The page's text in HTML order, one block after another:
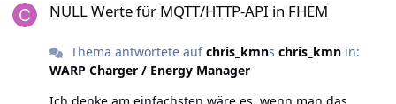
erkannt und die Uhr unter Laufender Ladevorgang zählt
auch mit autostart) drücke, dann wechselt der Status
von "Warte auf Freigabe" auf "Ladebereit" und dann
NULL Werte für MQTT/HTTP-API in FHEM
Thema antwortete aufchris_kmns chris_kmnin:
WARP Charger / Energy Manager
Ich denke am einfachsten wäre es, wenn man das